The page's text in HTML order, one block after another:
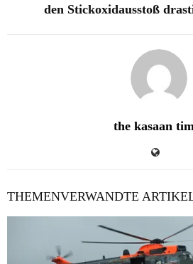
den Stickoxidausstoß
the kasaan
THEMENVERWANDTE